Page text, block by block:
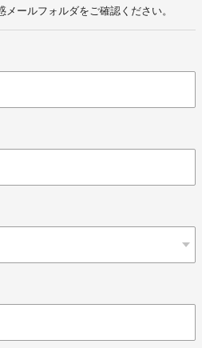
メールフォルダをご確認ください。